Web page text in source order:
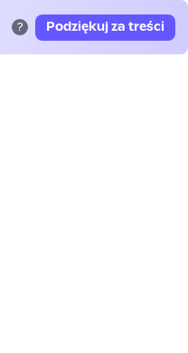
? Podziękuj za treści